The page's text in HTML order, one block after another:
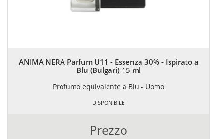
ANIMA NERA Parfum U11 - Essenza 30% - Ispirato a
Blu (Bulgari) 15 ml
Profumo equivalente a Blu - Uomo
DISPONIBILE
Prezzo